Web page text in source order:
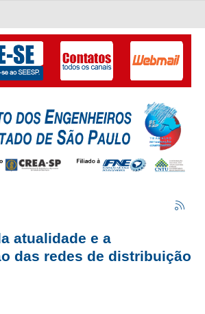
2029
atualidade e a
das redes de distribuição